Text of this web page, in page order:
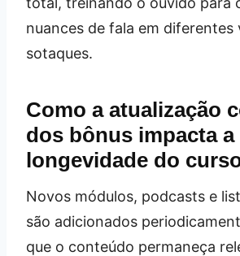
nuances de fala em diferentes
sotaques.
Como a atualização
dos bônus impacta a
longevidade do
Novos módulos, podcasts e
são adicionados
que o conteúdo permaneça